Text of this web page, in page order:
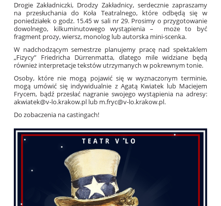
Drogie Zakładniczki, Drodzy Zakładnicy, serdecznie zapraszamy
na przesłuchania do Koła Teatralnego, które odbędą się w
poniedziałek o godz. 15.45 w sali nr 29. Prosimy o przygotowanie
dowolnego, kilkuminutowego wystąpienia – może to być
fragment prozy, wiersz, monolog lub autorska mini-scenka.
W nadchodzącym semestrze planujemy pracę nad spektaklem
„Fizycy” Friedricha Dürrenmatta, dlatego mile widziane będą
również interpretacje tekstów utrzymanych w pokrewnym tonie.
Osoby, które nie mogą pojawić się w wyznaczonym terminie,
mogą umówić się indywidualnie z Agatą Kwiatek lub Maciejem
Frycem, bądź przesłać nagranie swojego wystąpienia na adresy:
akwiatek@v-lo.krakow.pl lub m.fryc@v-lo.krakow.pl.
Do zobaczenia na castingach!